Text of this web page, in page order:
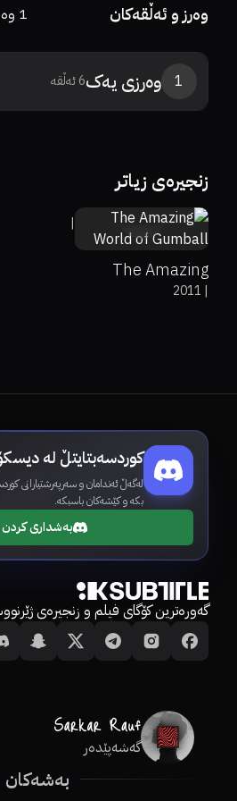
وەرز و ئەڵقەکان 1
1 وەرزی یەک6ئەڵقە
زنجیرەی زیاتر
8.2
0%
0%
The Amazing
World of Gumball|
2011
|
کوردسەبتایتڵ لە
لەگەڵ ئەندامان و سەرپەرشتیارانی
بکە و کێشەکان باسبکە.
بەشداری کردن
گەورەترین کۆگای فیلم و زنجیرەی
گەشەپێدەر
بەشەکان